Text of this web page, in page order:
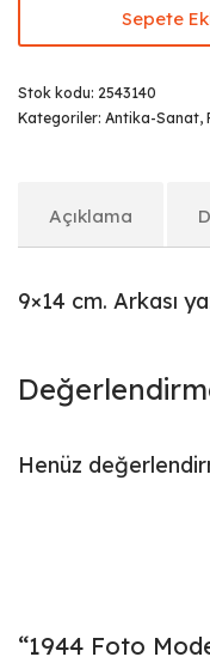
Sepete
Stok kodu: 2543140
Kategoriler: Antika-Sanat,
Açıklama
9×14 cm. Arkası
Henüz
“1944 Foto